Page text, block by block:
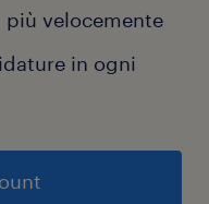
velocemente
in ogni